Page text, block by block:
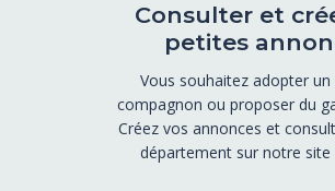
Consulter et
petites
Vous souhaitez adopter un
compagnon ou proposer du
Créez vos annonces et
département sur notre site